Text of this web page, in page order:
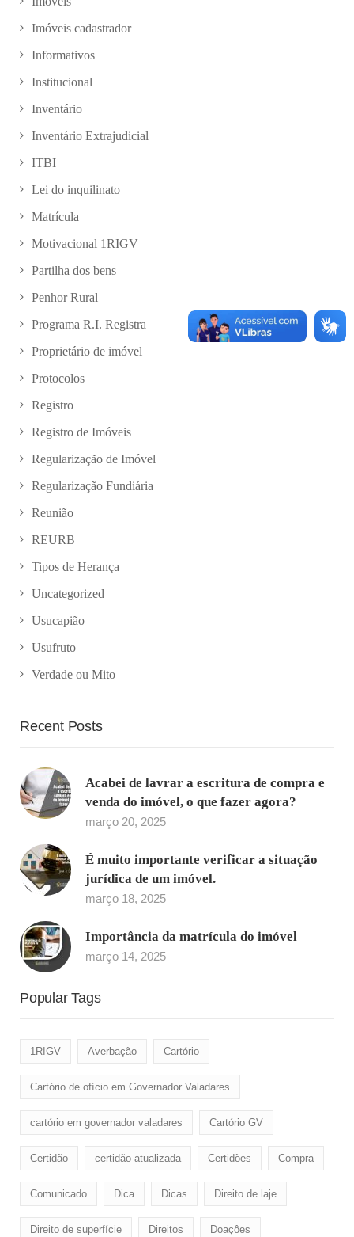
Imóveis cadastrador
Informativos
Institucional
Inventário
Inventário Extrajudicial
ITBI
Lei do inquilinato
Matrícula
Motivacional 1RIGV
Partilha dos bens
Penhor Rural
Programa R.I. Registra
Proprietário de imóvel
Protocolos
Registro
Registro de Imóveis
Regularização de Imóvel
Regularização Fundiária
Reunião
REURB
Tipos de Herança
Uncategorized
Usucapião
Usufruto
Verdade ou Mito
Recent Posts
Acabei de lavrar a escritura de compra e
venda do imóvel, o que fazer agora?
março 20, 2025
É muito importante verificar a situação
jurídica de um imóvel.
março 18, 2025
Importância da matrícula do imóvel
março 14, 2025
Popular Tags
1RIGV Averbação Cartório
Cartório de ofício em Governador Valadares
cartório em governador valadares Cartório GV
Certidão certidão atualizada Certidões Compra
Comunicado Dica Dicas Direito de laje
Direito de superfície Direitos Doaçôes